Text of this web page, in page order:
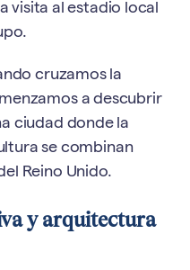
visita al estadio local
cruzamos la
a descubrir
ciudad donde la
se combinan
Reino Unido.
y arquitectura